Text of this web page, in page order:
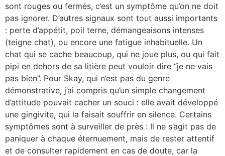
sont rouges ou fermés, c’est un symptôme qu’on ne doit
pas ignorer. D’autres signaux sont tout aussi importants
: perte d’appétit, poil terne, démangeaisons intenses
(teigne chat), ou encore une fatigue inhabituelle. Un
chat qui se cache beaucoup, qui ne joue plus, ou qui fait
pipi en dehors de sa litière peut vouloir dire “je ne vais
pas bien”. Pour Skay, qui n’est pas du genre
démonstrative, j’ai compris qu’un simple changement
d’attitude pouvait cacher un souci : elle avait développé
une gingivite, qui la faisait souffrir en silence. Certains
symptômes sont à surveiller de près : Il ne s’agit pas de
paniquer à chaque éternuement, mais de rester attentif
et de consulter rapidement en cas de doute, car la